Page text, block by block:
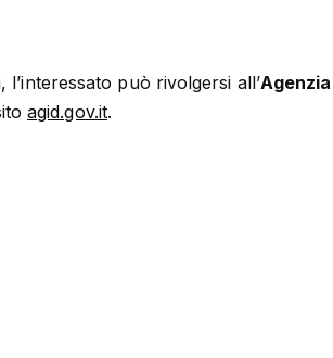
può rivolgersi all’
agid.gov.it.